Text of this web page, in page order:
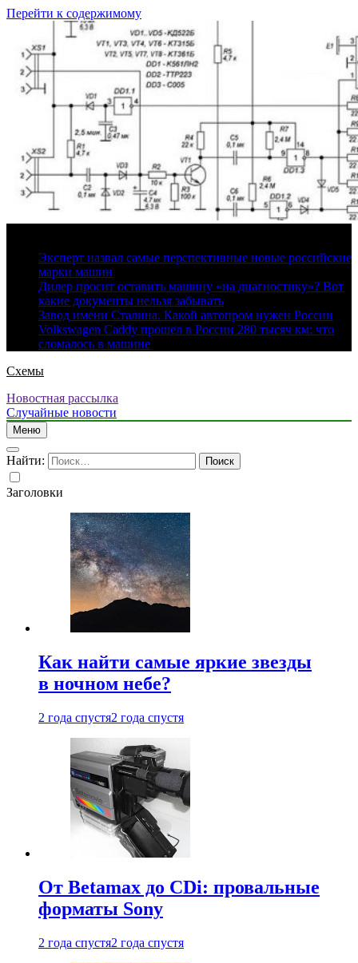
Перейти к содержимому
Эксперт назвал самые перспективные новые российские
марки машин
Дилер просит оставить машину «на диагностику»? Вот
какие документы нельзя забывать
Завод имени Сталина. Какой автопром нужен России
Volkswagen Caddy прошел в России 280 тысяч км: что
сломалось в машине
Схемы
Новостная рассылка
Случайные новости
Меню
Найти:
Заголовки
Как найти самые яркие звезды
в ночном небе?
2 года спустя2 года спустя
От Betamax до CDi: провальные
форматы Sony
2 года спустя2 года спустя